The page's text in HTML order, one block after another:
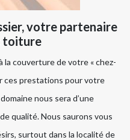
votre partenaire
toiture
la couverture de votre « chez-
ces prestations pour votre
nous sera d’une
qualité. Nous saurons vous
surtout dans la localité de